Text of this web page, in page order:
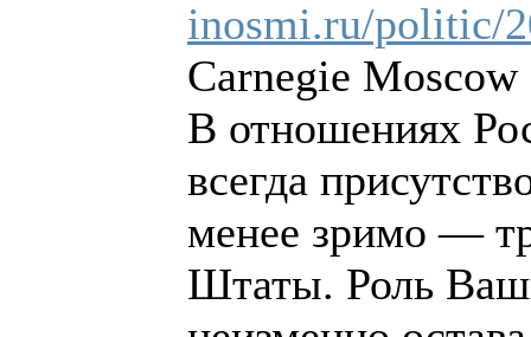
inosmi.ru/politic/
Carnegie Moscow
В отношениях
всегда
менее зримо —
Штаты. Роль